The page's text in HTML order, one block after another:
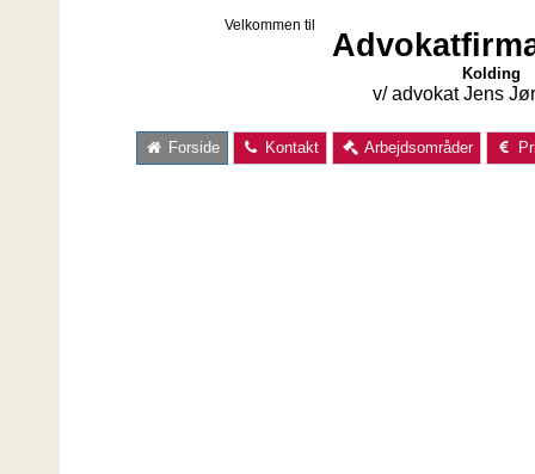
Kolding
v/ advokat Jens
Forside Kontakt Arbejdsområder
Velkommen til